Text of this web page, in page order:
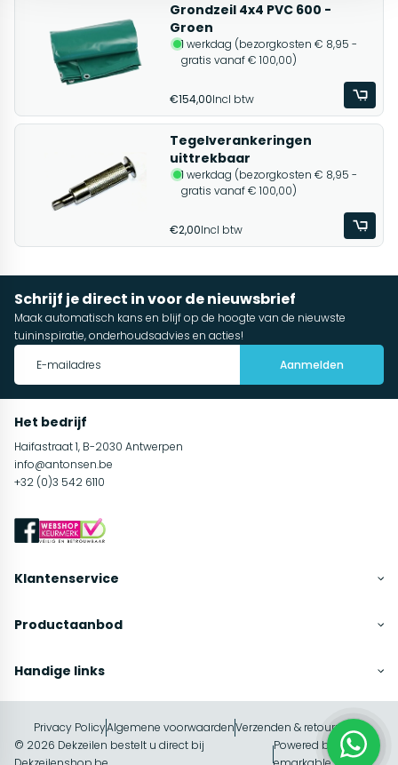
Grondzeil 4x4 PVC 600 -
Groen
1 werkdag (bezorgkosten € 8,95 -
gratis vanaf € 100,00)
€154,00Incl btw
Tegelverankeringen
uittrekbaar
1 werkdag (bezorgkosten € 8,95 -
gratis vanaf € 100,00)
€2,00Incl btw
In winkelwagen
Schrijf je direct in voor de nieuwsbrief
Maak automatisch kans en blijf op de hoogte van de nieuwste
tuininspiratie, onderhoudsadvies en acties!
Aanmelden
Het bedrijf
Haifastraat 1, B-2030 Antwerpen
info@antonsen.be
+32 (0)3 542 6110
Klantenservice
Productaanbod
Handige links
Privacy PolicyAlgemene voorwaardenVerzenden & retourneren
© 2026 Dekzeilen bestelt u direct bij
Powered by